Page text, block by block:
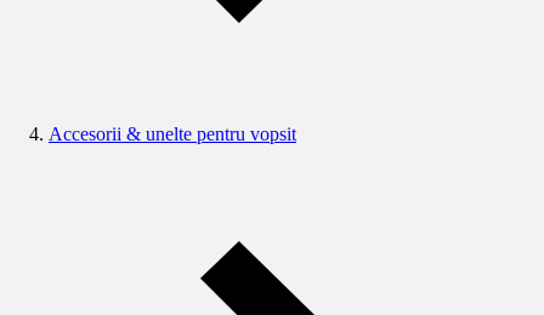
Accesorii & unelte pentru vopsit